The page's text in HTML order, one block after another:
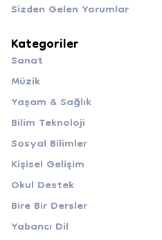
Sizden Gelen Yorumlar
Kategoriler
Sanat
Müzik
Yaşam & Sağlık
Bilim Teknoloji
Sosyal Bilimler
Kişisel Gelişim
Okul Destek
Bire Bir Dersler
Yabancı Dil